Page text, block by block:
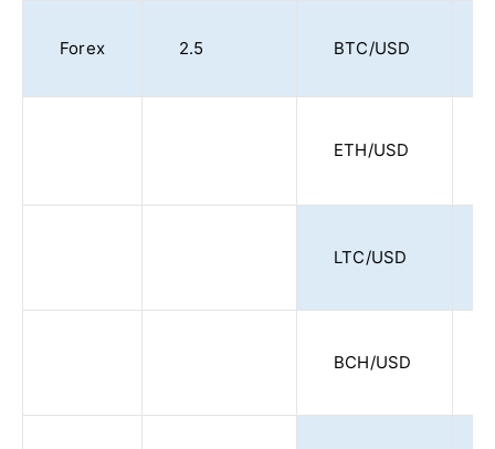
Forex 2.5 BTC/USD
ETH/USD
LTC/USD
BCH/USD